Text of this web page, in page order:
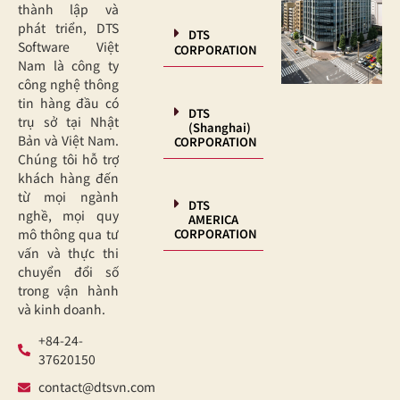
thành lập và
phát triển, DTS
Software Việt
Nam là công ty
công nghệ thông
tin hàng đầu có
trụ sở tại Nhật
Bản và Việt Nam.
Chúng tôi hỗ trợ
khách hàng đến
từ mọi ngành
nghề, mọi quy
mô thông qua tư
vấn và thực thi
chuyển đổi số
trong vận hành
và kinh doanh.
+84-24-
37620150
contact@dtsvn.com
DTS
CORPORATION
DTS
(Shanghai)
CORPORATION
DTS
AMERICA
CORPORATION